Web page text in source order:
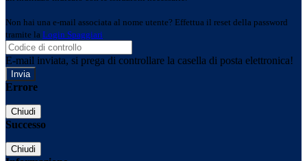
Non hai una e-mail associata al nome utente? Effettua il reset della password
tramite la Login Spaggiari
E-mail inviata, si prega di controllare la casella di posta elettronica!
Errore
Chiudi
Successo
Chiudi